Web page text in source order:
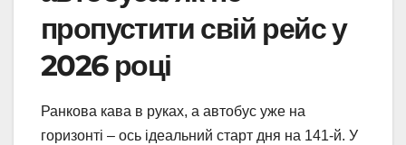
пропустити свій рейс у
2026 році
Ранкова кава в руках, а автобус уже на
горизонті – ось ідеальний старт дня на 141-й. У